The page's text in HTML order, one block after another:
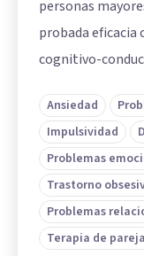
personas
probada eficacia
cognitivo-
Ansiedad
Impulsividad
Problemas
Trastorno
Problemas
Terapia de pareja